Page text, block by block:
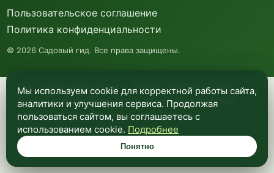
Мы используем куки и Яндекс Метрику для
анализа посещаемости и улучшения работы
сайта. Подробнее —в политике
конфиденциальности.
Понятно
Пользовательское соглашение
Политика конфиденциальности
© 2026 Садовый гид. Все права защищены.
Мы используем cookie для корректной работы сайта,
аналитики и улучшения сервиса. Продолжая
пользоваться сайтом, вы соглашаетесь с
использованием cookie. Подробнее
Понятно